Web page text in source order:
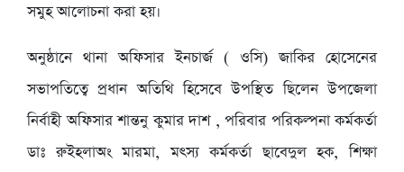
সমুহ আলোচনা করা হয়।
অনুষ্ঠানে থানা অফিসার ইনচার্জ ( ওসি) জাকির হোসেনের
সভাপতিত্বে প্রধান অতিথি হিসেবে উপস্থিত ছিলেন উপজেলা
নির্বাহী অফিসার শান্তনু কুমার দাশ , পরিবার পরিকল্পনা কর্মকর্তা
ডাঃ রুইহলাঅং মারমা, মৎস্য কর্মকর্তা ছাবেদুল হক, শিক্ষা